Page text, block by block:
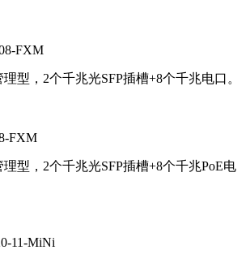
FXM
型，2个千兆光SFP插槽+8个千兆电口。
FXM
型，2个千兆光SFP插槽+8个千兆PoE电
11-MiNi